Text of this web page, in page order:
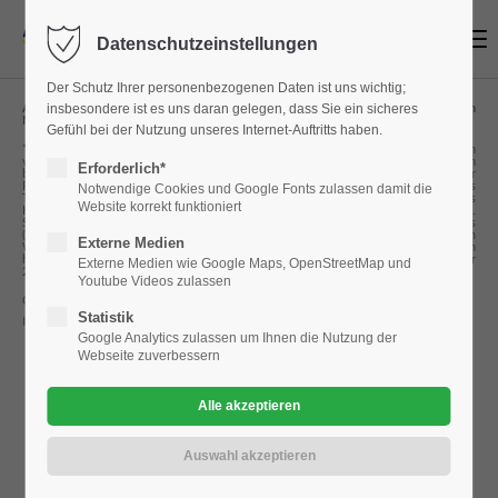
Login
Benutzername
Passwort
Anmelden
Lost your password?
Alle Preise verstehen sich inklusive der gesetzlich vorgeschriebenen
Mehrwertsteuer.
*Die angegebenen Verbrauchs- und Emissionswerte wurden nach den gesetzlich
vorgeschriebenen Messverfahren ermittelt. Seit dem 1. September 2017 werden
bestimmte Neuwagen bereits nach dem weltweit harmonisierten Prüfverfahren für
Personenwagen und leichte Nutzfahrzeuge (Worldwide Harmonized Light Vehicles
Test Procedure, WLTP), einem realistischeren Prüfverfahren zur Messung des
Kraftstoffverbrauchs und der CO2-Emissionen, einzelgenehmigt. Ab dem 1.
September 2018 wird der WLTP schrittweise den neuen europäischen Fahrzyklus
(NEFZ) ersetzen. Wegen der realistischeren Prüfbedingungen sind die nach dem
WLTP gemessenen Kraftstoffverbrauchs- und CO2-Emissionswerte in vielen Fällen
höher als die nach dem NEFZ gemessenen. Dadurch können sich ab 1. September
2018 bei der Fahrzeugbesteuerung entsprechende Änderungen ergeben.
Copyright 2026. All Rights Reserved.
Impressum Datenschutzerklärung
Datenschutzeinstellungen
Der Schutz Ihrer personenbezogenen Daten ist uns wichtig;
insbesondere ist es uns daran gelegen, dass Sie ein sicheres
Gefühl bei der Nutzung unseres Internet-Auftritts haben.
Erforderlich*
Notwendige Cookies und Google Fonts zulassen damit die
Website korrekt funktioniert
Externe Medien
Externe Medien wie Google Maps, OpenStreetMap und
Youtube Videos zulassen
Statistik
Google Analytics zulassen um Ihnen die Nutzung der
Webseite zuverbessern